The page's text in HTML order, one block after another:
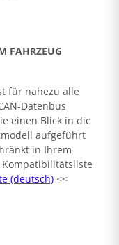
FAHRZEUG
für nahezu alle
Datenbus
einen Blick in die
aufgeführt
in Ihrem
Kompatibilitätsliste
(deutsch) <<